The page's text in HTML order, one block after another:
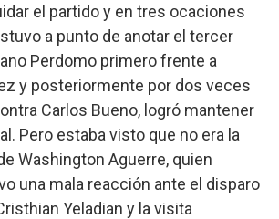
el partido y en tres ocaciones
a punto de anotar el tercer
Perdomo primero frente a
y posteriormente por dos veces
Carlos Bueno, logró mantener
Pero estaba visto que no era la
Washington Aguerre, quien
una mala reacción ante el disparo
Yeladian y la visita